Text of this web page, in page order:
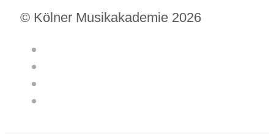
© Kölner Musikakademie 2026